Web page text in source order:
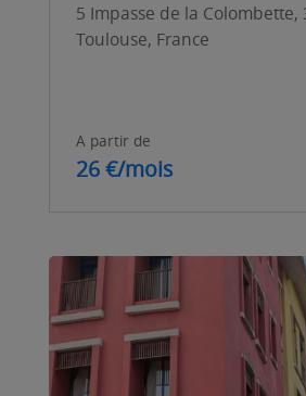
5 Impasse de la Colombette,
Toulouse, France
A partir de
26 €/mois